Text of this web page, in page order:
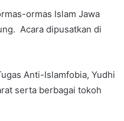
ormas Islam Jawa
Acara dipusatkan di
Anti-Islamfobia, Yudhi
serta berbagai tokoh